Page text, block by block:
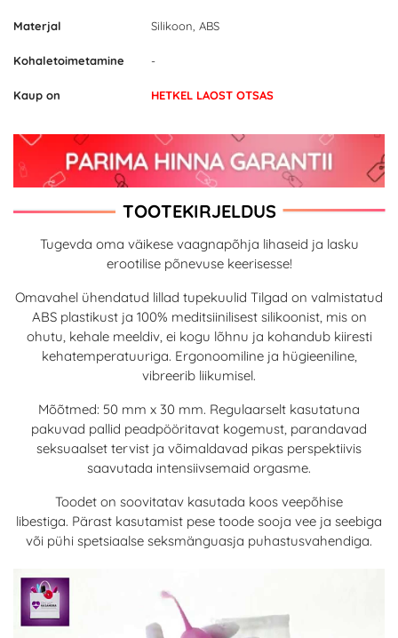
Materjal Silikoon, ABS
Kohaletoimetamine -
Kaup on HETKEL LAOST OTSAS
TOOTEKIRJELDUS
Tugevda oma väikese vaagnapõhja lihaseid ja lasku
erootilise põnevuse keerisesse!
Omavahel ühendatud lillad tupekuulid Tilgad on valmistatud
ABS plastikust ja 100% meditsiinilisest silikoonist, mis on
ohutu, kehale meeldiv, ei kogu lõhnu ja kohandub kiiresti
kehatemperatuuriga. Ergonoomiline ja hügieeniline,
vibreerib liikumisel.
Mõõtmed: 50 mm x 30 mm. Regulaarselt kasutatuna
pakuvad pallid peadpööritavat kogemust, parandavad
seksuaalset tervist ja võimaldavad pikas perspektiivis
saavutada intensiivsemaid orgasme.
Toodet on soovitatav kasutada koos veepõhise
libestiga. Pärast kasutamist pese toode sooja vee ja seebiga
või pühi spetsiaalse seksmänguasja puhastusvahendiga.